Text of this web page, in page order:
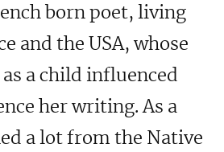
born poet, living
and the USA, whose
as a child influenced
her writing. As a
a lot from the Native